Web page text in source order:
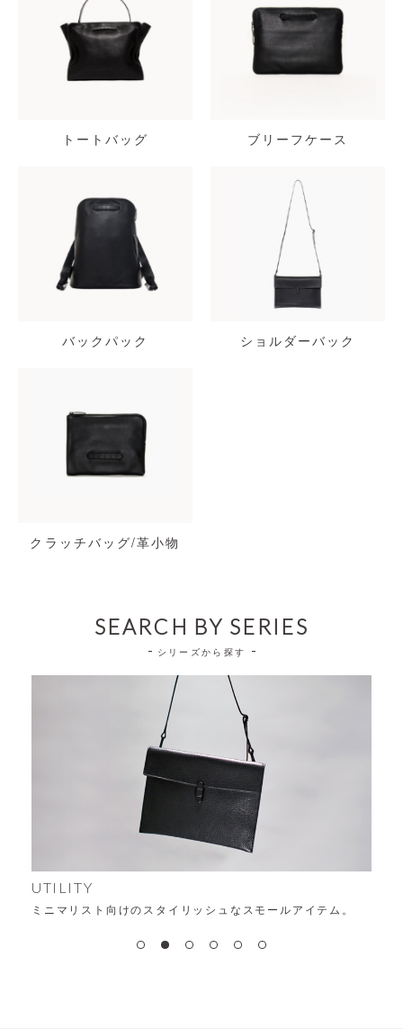
トートバッグ ブリーフケース
バックパック ショルダーバック
クラッチバッグ/革小物
SEARCH BY SERIES
シリーズから探す
UTILITY
ミニマリスト向けのスタイリッシュなスモールアイテム。